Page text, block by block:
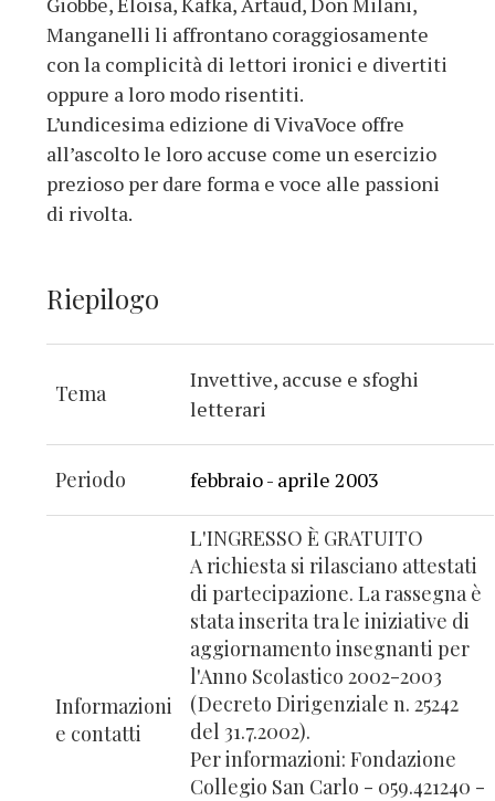
Manganelli li affrontano coraggiosamente
con la complicità di lettori ironici e divertiti
oppure a loro modo risentiti.
L’undicesima edizione di VivaVoce offre
all’ascolto le loro accuse come un esercizio
prezioso per dare forma e voce alle passioni
di rivolta.
Riepilogo
Tema
Invettive, accuse e sfoghi
letterari
Periodo febbraio - aprile 2003
Informazioni
e contatti
L'INGRESSO È GRATUITO
A richiesta si rilasciano attestati
di partecipazione. La rassegna è
stata inserita tra le iniziative di
aggiornamento insegnanti per
l'Anno Scolastico 2002-2003
(Decreto Dirigenziale n. 25242
del 31.7.2002).
Per informazioni: Fondazione
Collegio San Carlo - 059.421240 -